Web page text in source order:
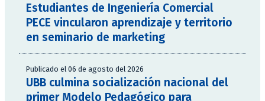
Estudiantes de Ingeniería Comercial
PECE vincularon aprendizaje y territorio
en seminario de marketing
Publicado el 06 de agosto del 2026
UBB culmina socialización nacional del
primer Modelo Pedagógico para